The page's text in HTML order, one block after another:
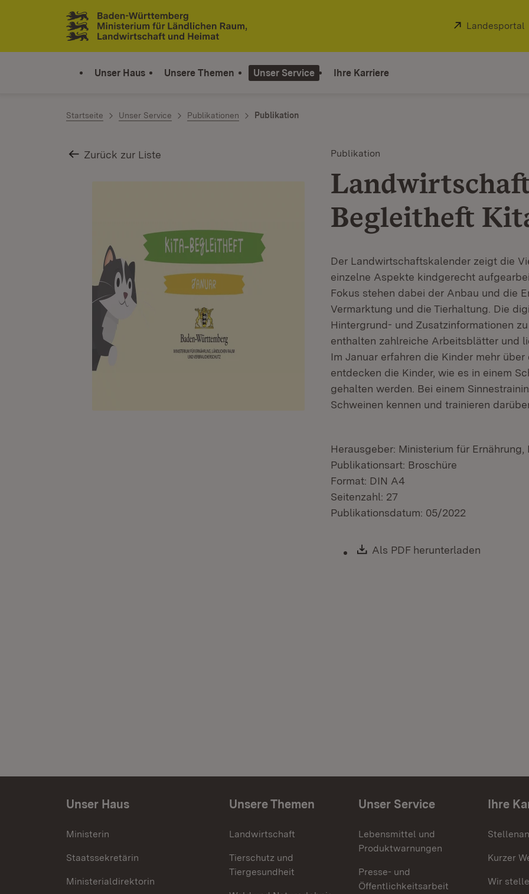
Zum Inhalt springen
Link zur Startseite
Extern:
Landesportal
Unser Haus Unsere Themen Unser Service Ihre Karriere
Startseite Unser Service Publikationen Publikation
Zurück zur Liste Publikation
Begleitheft
Der Landwirtschaftskalender zeigt die
einzelne Aspekte kindgerecht
Fokus stehen dabei der Anbau und die
Vermarktung und die Tierhaltung. Die
Hintergrund- und Zusatzinformationen
enthalten zahlreiche Arbeitsblätter und
Im Januar erfahren die Kinder mehr
entdecken die Kinder, wie es in einem
gehalten werden. Bei einem
Schweinen kennen und trainieren
Herausgeber: Ministerium für
Publikationsart: Broschüre
Format: DIN A4
Seitenzahl: 27
Publikationsdatum: 05/2022
Download:
Als PDF herunterladen
Unser Haus
Ministerin
Staatssekretärin
Ministerialdirektorin
Unsere Themen
Landwirtschaft
Tierschutz und
Tiergesundheit
Unser Service
Lebensmittel und
Produktwarnungen
Presse- und
Öffentlichkeitsarbeit
Ihre
Kurzer
Wir